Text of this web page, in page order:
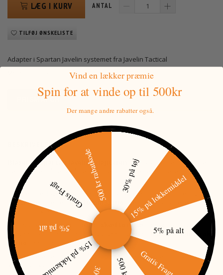
LÆG I KURV ANTAL
TILFØJ ØNSKELISTE
Adapter i Spartan Javelin systemet fra Javelin Tactical
PRISMATCH
BESKRIVELSE
Blaser R8 Spartan Javelin adapteren
fra Salamander Tactical er
den bedste måde at få det bedste tofodsfæste monteret på din
riffel.
Skru rembeslaget af, indsæt bipod-adapteren i hullet, justér og
fastgør den med enM5x16 mm skrue
(medfølger adapteren - til
composit skæfte).
Hvis du skal bruge denne til et
skæfte i træ
med løbskanal, så
skriv det i kommentarfeltet, og vi vedlægger en
M5x70 mm unbrako
skrue
med flad rund hoved.
Monter derefter din rem på adapteren, sæt Bipod'en i – og så er du
klar til at skyde.
Vind en lækker præmie
Spin for at vindeop til 500kr
Der mange andre rabatter også.
30% på tøj
15% på lokkemiddel
5% på alt
Gratis Fragt
15% på lokkemiddel
5% på alt
Gratis Fragt500 kr rabatkode